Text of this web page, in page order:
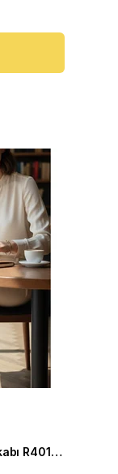
Büyük Numara Kadın Ayakkabı R4014 Siyah